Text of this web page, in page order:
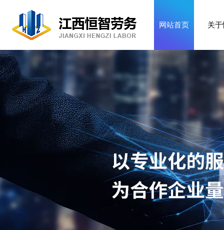
网站首页 关